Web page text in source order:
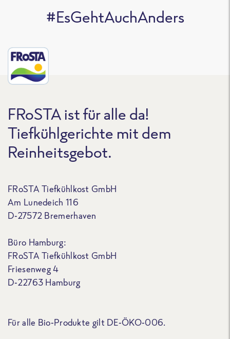
#EsGehtAuchAnders
FRoSTA ist für alle da!
Tiefkühlgerichte mit dem
Reinheitsgebot.
FRoSTA Tiefkühlkost GmbH
Am Lunedeich 116
D-27572 Bremerhaven
Büro Hamburg:
FRoSTA Tiefkühlkost GmbH
Friesenweg 4
D-22763 Hamburg
Für alle Bio-Produkte gilt DE-ÖKO-006.